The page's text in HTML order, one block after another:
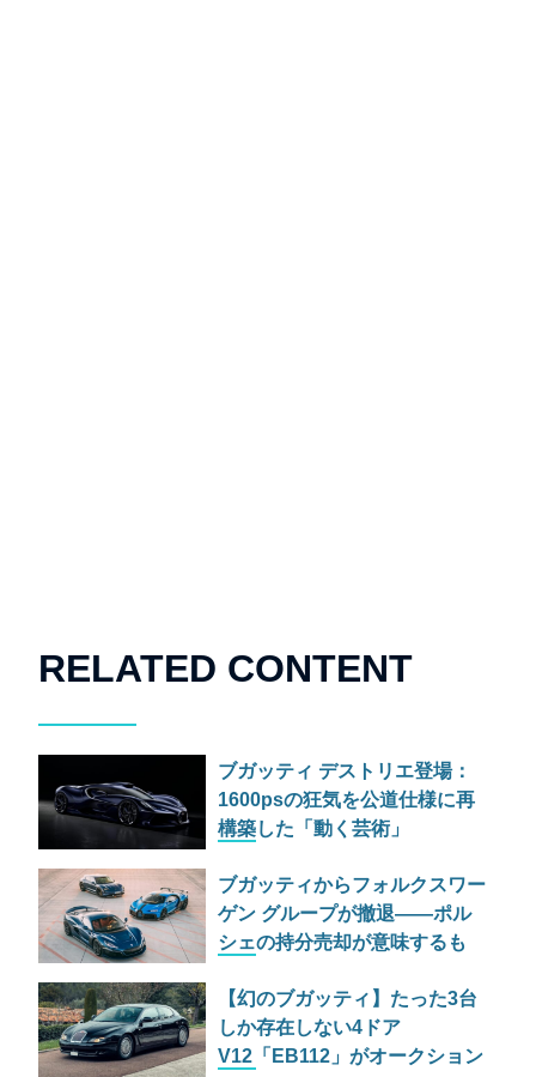
RELATED CONTENT
ブガッティ デストリエ登場：
1600psの狂気を公道仕様に再
構築した「動く芸術」
ブガッティからフォルクスワー
ゲン グループが撤退——ポル
シェの持分売却が意味するも
ア ビジネス回帰の全貌
【幻のブガッティ】たった3台
しか存在しない4ドア
V12「EB112」がオークション